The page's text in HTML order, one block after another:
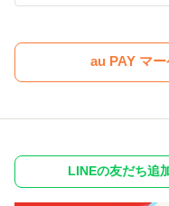
au PAY マ
LINEの友だち追